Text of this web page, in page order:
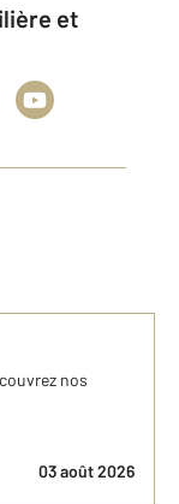
nos
03 août 2026